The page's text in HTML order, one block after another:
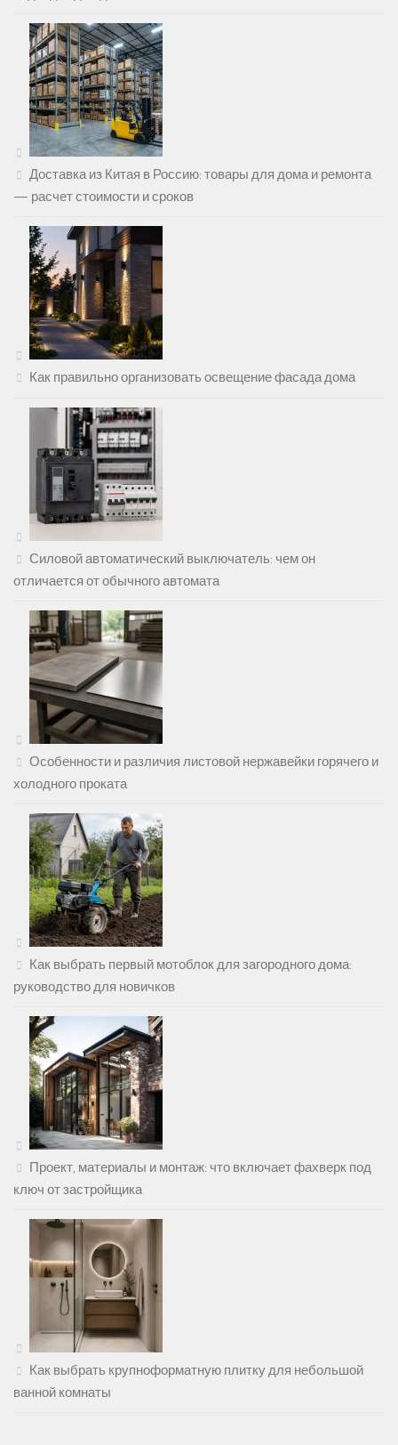
Доставка из Китая в Россию: товары для дома и ремонта
— расчет стоимости и сроков
Как правильно организовать освещение фасада дома
Силовой автоматический выключатель: чем он
отличается от обычного автомата
Особенности и различия листовой нержавейки горячего и
холодного проката
Как выбрать первый мотоблок для загородного дома:
руководство для новичков
Проект, материалы и монтаж: что включает фахверк под
ключ от застройщика
Как выбрать крупноформатную плитку для небольшой
ванной комнаты